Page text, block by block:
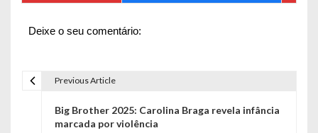
Deixe o seu comentário:
Previous Article
Big Brother 2025: Carolina Braga revela infância
marcada por violência